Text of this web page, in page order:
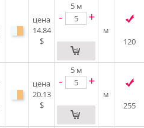
цена
14.84
$
5 м
- +
м
120
цена
20.13
$
5 м
- +
м
255